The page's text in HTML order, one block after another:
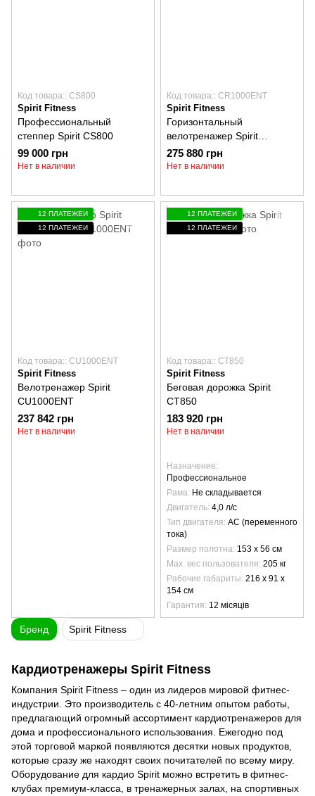
Код товара:: CS800
Spirit Fitness
Профессиональный
степпер Spirit CS800
99 000 грн
Нет в наличии
Код товара:: CR1000ENT
Spirit Fitness
Горизонтальный
велотренажер Spirit
CR1000ENT
275 880 грн
Нет в наличии
12 ПЛАТЕЖЕЙ
12 ПЛАТЕЖЕЙ
Код товара:: CU1000ENT
Spirit Fitness
Велотренажер Spirit
CU1000ENT
237 842 грн
Нет в наличии
12 ПЛАТЕЖЕЙ
12 ПЛАТЕЖЕЙ
Код товара:: CT850
Spirit Fitness
Беговая дорожка Spirit
CT850
183 920 грн
Нет в наличии
Назначение
Профессиональное
Рама Не складывается
Двигатель 4,0 л/с
Тип двигателя AC (переменного
тока)
Размер полотна 153 х 56 см
Max. вес пользователя 205 кг
Рабочие габариты 216 x 91 x
154 см
Гарантия 12 місяців
Кардиотренажеры Spirit Fitness
Компания Spirit Fitness – один из лидеров мировой фитнес-
индустрии. Это производитель с 40-летним опытом работы,
предлагающий огромный ассортимент кардиотренажеров для
дома и профессионального использования. Ежегодно под
этой торговой маркой появляются десятки новых продуктов,
которые сразу же находят своих почитателей по всему миру.
Оборудование для кардио Spirit можно встретить в фитнес-
клубах премиум-класса, в тренажерных залах, на спортивных
Бренд Spirit Fitness